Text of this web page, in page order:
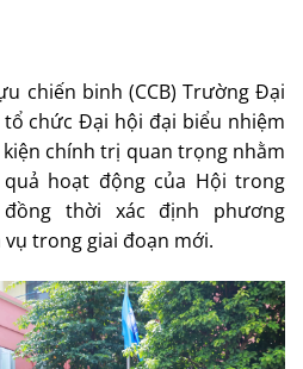
chiến binh (CCB) Trường Đại
chức Đại hội đại biểu nhiệm
kiện chính trị quan trọng nhằm
hoạt động của Hội trong
đồng thời xác định phương
trong giai đoạn mới.